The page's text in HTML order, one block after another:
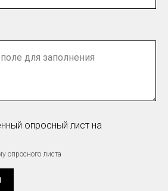
опросный лист на
опросного листа